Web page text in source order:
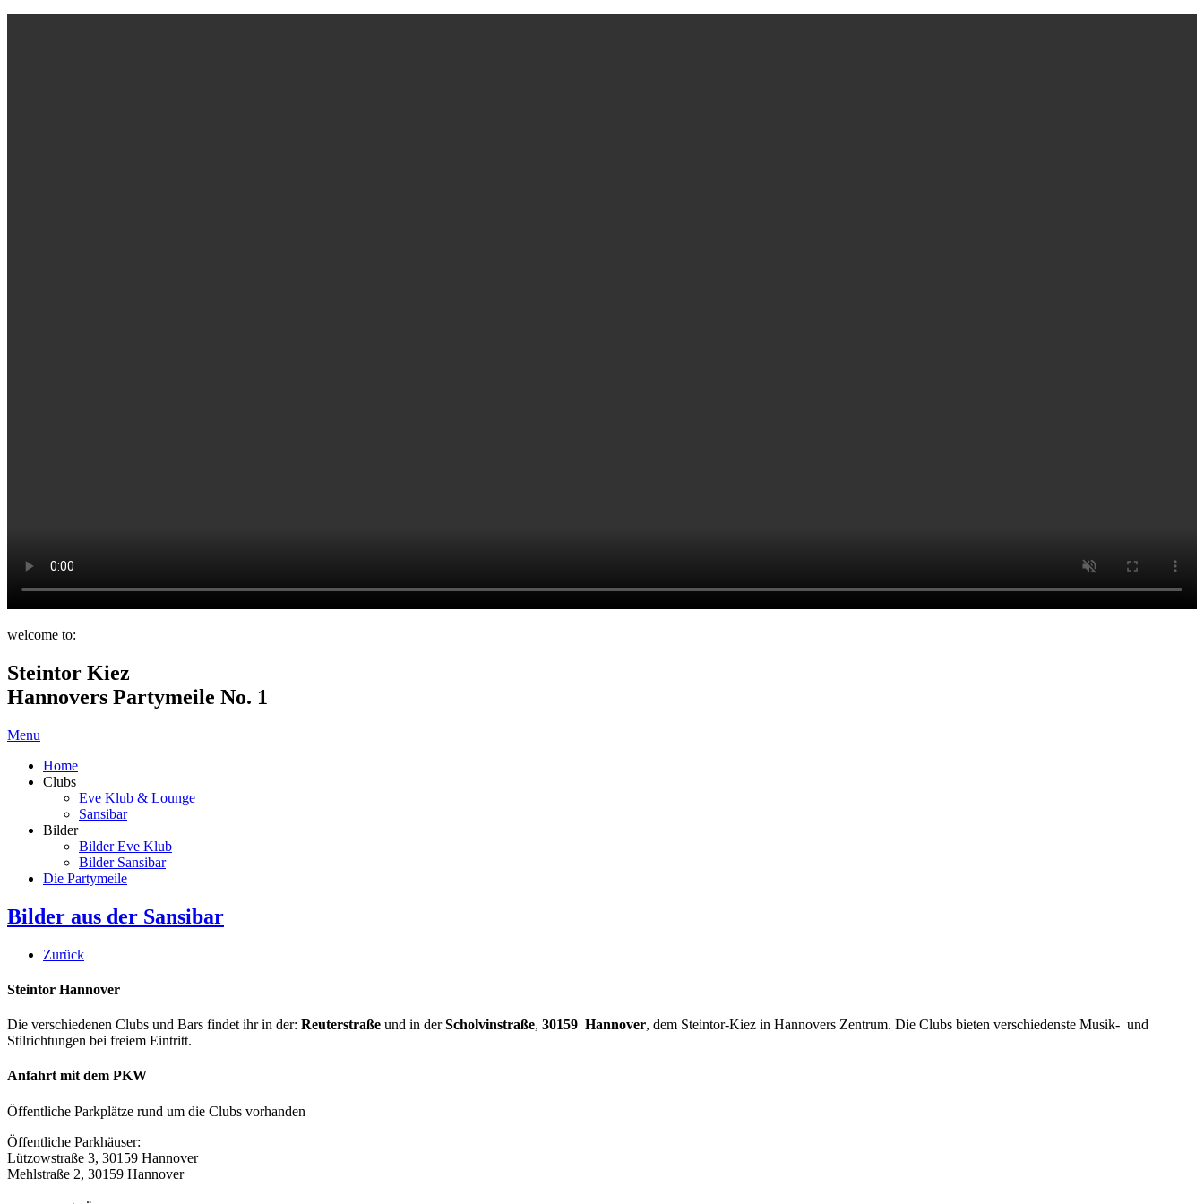
welcome to:
Steintor Kiez
Hannovers Partymeile No. 1
Menu
Home
Clubs
Eve Klub & Lounge
Sansibar
Bilder
Bilder Eve Klub
Bilder Sansibar
Die Partymeile
Bilder aus der Sansibar
Zurück
Steintor Hannover
Die verschiedenen Clubs und Bars findet ihr in der: Reuterstraße und in derScholvinstraße, 30159 Hannover, dem Steintor-Kiez in Hannovers Zentrum. Die Clubs bieten verschiedenste Musik- und
Stilrichtungen bei freiem Eintritt.
Anfahrt mit dem PKW
Öffentliche Parkplätze rund um die Clubs vorhanden
Öffentliche Parkhäuser:
Lützowstraße 3, 30159 Hannover
Mehlstraße 2, 30159 Hannover